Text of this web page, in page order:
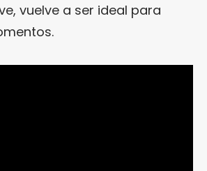
vuelve a ser ideal para